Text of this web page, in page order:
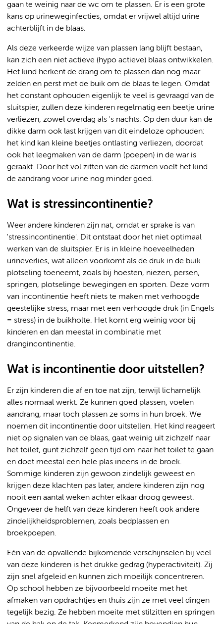
gaan te weinig naar de wc om te plassen. Er is een grote
kans op urineweginfecties, omdat er vrijwel altijd urine
achterblijft in de blaas.
Als deze verkeerde wijze van plassen lang blijft bestaan,
kan zich een niet actieve (hypo actieve) blaas ontwikkelen.
Het kind herkent de drang om te plassen dan nog maar
zelden en perst met de buik om de blaas te legen. Omdat
het constant ophouden eigenlijk te veel is gevraagd van de
sluitspier, zullen deze kinderen regelmatig een beetje urine
verliezen, zowel overdag als 's nachts. Op den duur kan de
dikke darm ook last krijgen van dit eindeloze ophouden:
het kind kan kleine beetjes ontlasting verliezen, doordat
ook het leegmaken van de darm (poepen) in de war is
geraakt. Door het vol zitten van de darmen voelt het kind
de aandrang voor urine nog minder goed.
Wat is stressincontinentie?
Weer andere kinderen zijn nat, omdat er sprake is van
'stressincontinentie'. Dit ontstaat door het niet optimaal
werken van de sluitspier. Er is in kleine hoeveelheden
urineverlies, wat alleen voorkomt als de druk in de buik
plotseling toeneemt, zoals bij hoesten, niezen, persen,
springen, plotselinge bewegingen en sporten. Deze vorm
van incontinentie heeft niets te maken met verhoogde
geestelijke stress, maar met een verhoogde druk (in Engels
= stress) in de buikholte. Het komt erg weinig voor bij
kinderen en dan meestal in combinatie met
drangincontinentie.
Wat is incontinentie door uitstellen?
Er zijn kinderen die af en toe nat zijn, terwijl lichamelijk
alles normaal werkt. Ze kunnen goed plassen, voelen
aandrang, maar toch plassen ze soms in hun broek. We
noemen dit incontinentie door uitstellen. Het kind reageert
niet op signalen van de blaas, gaat weinig uit zichzelf naar
het toilet, gunt zichzelf geen tijd om naar het toilet te gaan
en doet meestal een hele plas ineens in de broek.
Sommige kinderen zijn gewoon zindelijk geweest en
krijgen deze klachten pas later, andere kinderen zijn nog
nooit een aantal weken achter elkaar droog geweest.
Ongeveer de helft van deze kinderen heeft ook andere
zindelijkheidsproblemen, zoals bedplassen en
broekpoepen.
Eén van de opvallende bijkomende verschijnselen bij veel
van deze kinderen is het drukke gedrag (hyperactiviteit). Zij
zijn snel afgeleid en kunnen zich moeilijk concentreren.
Op school hebben ze bijvoorbeeld moeite met het
afmaken van opdrachtjes en thuis zijn ze met veel dingen
tegelijk bezig. Ze hebben moeite met stilzitten en springen